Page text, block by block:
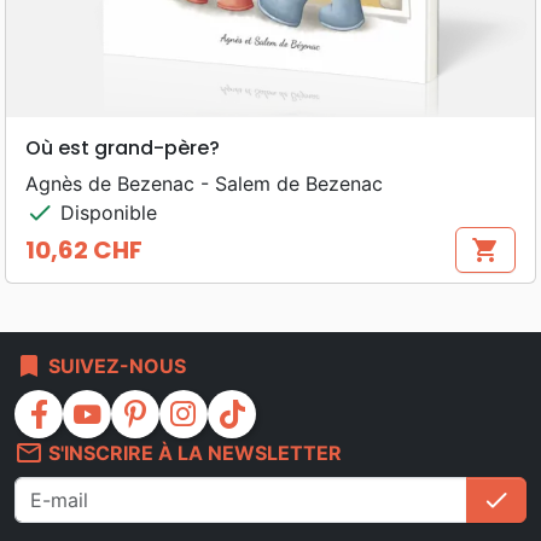
Où est grand-père?
Agnès de Bezenac - Salem de Bezenac
check Disponible
Prix
10,62 CHF shopping_cart
bookmark SUIVEZ-NOUS
facebook youtube pinterest instagram
tiktok
mail_outline S'INSCRIRE À LA NEWSLETTER
check